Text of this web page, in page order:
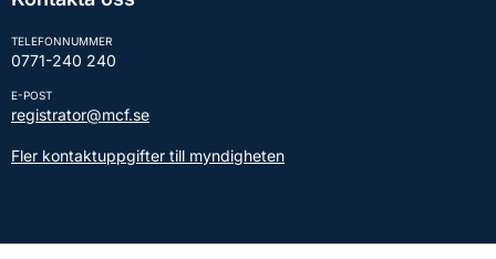
TELEFONNUMMER
0771-240 240
E-POST
registrator@mcf.se
Fler kontaktuppgifter till myndigheten